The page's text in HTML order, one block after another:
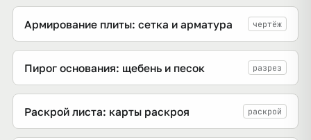
Армирование плиты: сетка и арматура чертёж
Пирог основания: щебень и песок разрез
Раскрой листа: карты раскроя раскрой